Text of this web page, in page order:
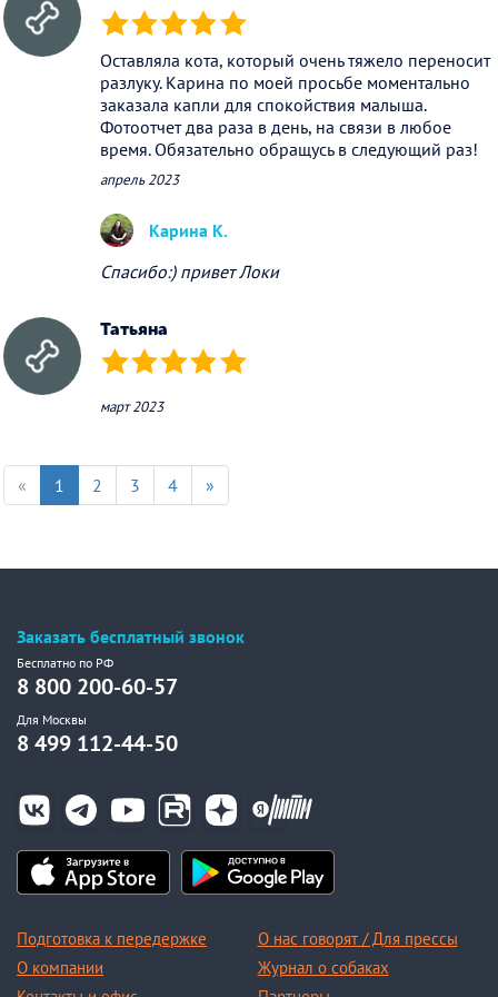
(*) (*) (*) (*) (*)
Оставляла кота, который очень тяжело переносит
разлуку. Карина по моей просьбе моментально
заказала капли для спокойствия малыша.
Фотоотчет два раза в день, на связи в любое
время. Обязательно обращусь в следующий раз!
апрель 2023
Карина К.
Спасибо:) привет Локи
Татьяна
(*) (*) (*) (*) (*)
март 2023
« 1 2 3 4 »
Заказать бесплатный звонок
Бесплатно по РФ
8 800 200-60-57
Для Москвы
8 499 112-44-50
Подготовка к передержке
О компании
О нас говорят / Для прессы
Журнал о собаках